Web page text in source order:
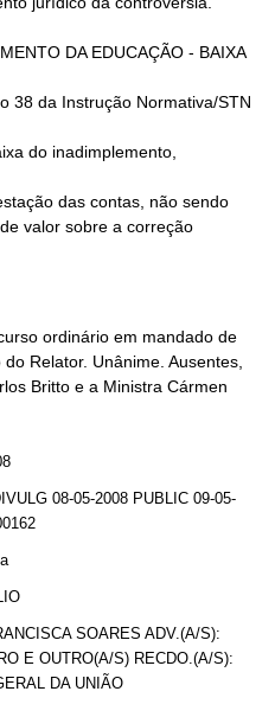
ordinário em mandado de
Relator. Unânime. Ausentes,
Britto e a Ministra Cármen
08-05-2008 PUBLIC 09-05-
SOARES ADV.(A/S):
E OUTRO(A/S) RECDO.(A/S):
DA UNIÃO